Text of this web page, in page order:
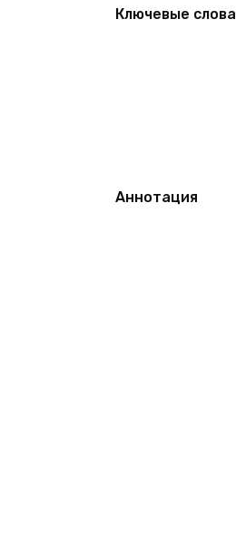
Ключевые слова
Аннотация